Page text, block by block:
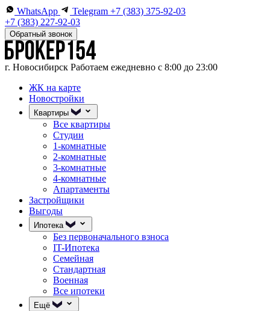
WhatsApp Telegram +7 (383) 375-92-03
+7 (383) 227-92-03
Обратный звонок
г. Новосибирск Работаем ежедневно с 8:00 до 23:00
ЖК на карте
Новостройки
Квартиры
Все квартиры
Студии
1-комнатные
2-комнатные
3-комнатные
4-комнатные
Апартаменты
Застройщики
Выгоды
Ипотека
Без первоначального взноса
IT-Ипотека
Семейная
Стандартная
Военная
Все ипотеки
Ещё